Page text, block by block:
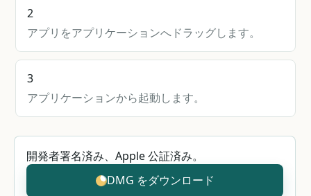
2
アプリをアプリケーションへドラッグします。
3
アプリケーションから起動します。
開発者署名済み、Apple 公証済み。
DMG をダウンロード